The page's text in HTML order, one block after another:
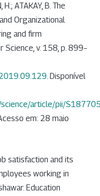
H.; ATAKAY, B. The
Organizational
and firm
Science, v. 158, p. 899–
. Disponível
science/article/pii/
em: 28 maio
satisfaction and its
working in
Education